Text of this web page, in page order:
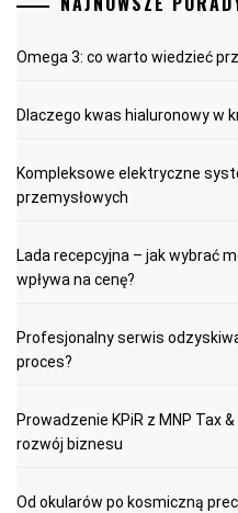
Omega 3: co warto wiedzieć
Dlaczego kwas hialuronowy w
Kompleksowe elektryczne
przemysłowych
Lada recepcyjna – jak wybrać
wpływa na cenę?
Profesjonalny serwis
proces?
Prowadzenie KPiR z MNP Tax
rozwój biznesu
Od okularów po kosmiczną